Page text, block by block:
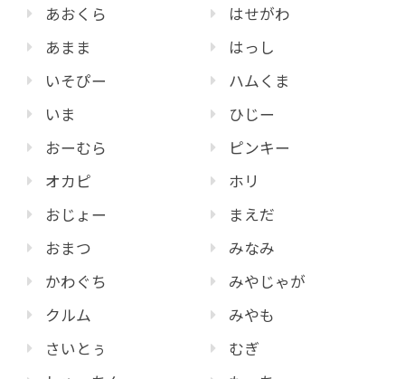
あおくら
あまま
いそぴー
いま
おーむら
オカピ
おじょー
おまつ
かわぐち
クルム
さいとぅ
はせがわ
はっし
ハムくま
ひじー
ピンキー
ホリ
まえだ
みなみ
みやじゃが
みやも
むぎ